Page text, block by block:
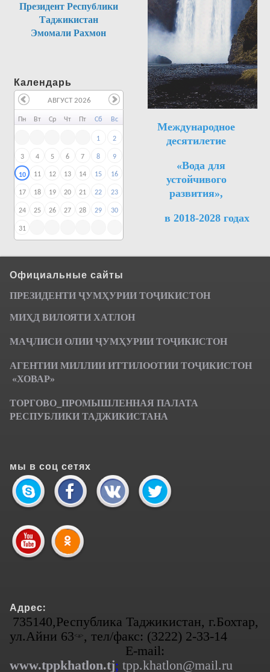
Президент Республики
Таджикистан
Эмомали Рахмон
Календарь
Пн Вт Ср Чт Пт Сб Вс
1 2
3 4 5 6 7 8 9
10 11 12 13 14 15 16
17 18 19 20 21 22 23
24 25 26 27 28 29 30
31
АВГУСТ 2026
Международное
десятилетие
«Вода для
устойчивого
развития»,
в 2018-2028 годах
Официальные сайты
ПРЕЗИДЕНТИ ҶУМҲУРИИ ТОҶИКИСТОН
МИҲД ВИЛОЯТИ ХАТЛОН
МАҶЛИСИ ОЛИИ ҶУМҲУРИИ ТОҶИКИСТОН
АГЕНТИИ МИЛЛИИ ИТТИЛООТИИ ТОҶИКИСТОН
«ХОВАР»
ТОРГОВО_ПРОМЫШЛЕННАЯ ПАЛАТА
РЕСПУБЛИКИ ТАДЖИКИСТАНА
мы в соц сетях
Адрес:
735140,Республика Таджикистан, г.Бохтар,
ул.Айни 63<а>, тел/факс: (3222) 2-33-14
E-mail:
www.tppkhatlon.tj; tpp.khatlon@mail.ru